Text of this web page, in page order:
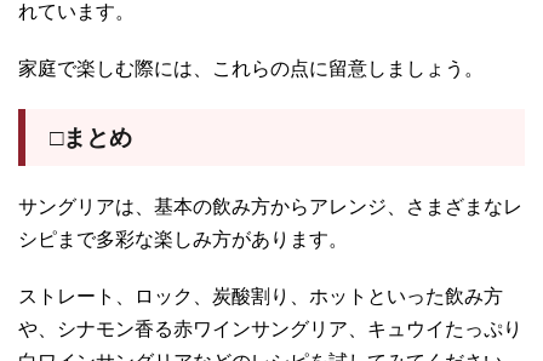
れています。
家庭で楽しむ際には、これらの点に留意しましょう。
□まとめ
サングリアは、基本の飲み方からアレンジ、さまざまなレ
シピまで多彩な楽しみ方があります。
ストレート、ロック、炭酸割り、ホットといった飲み方
や、シナモン香る赤ワインサングリア、キュウイたっぷり